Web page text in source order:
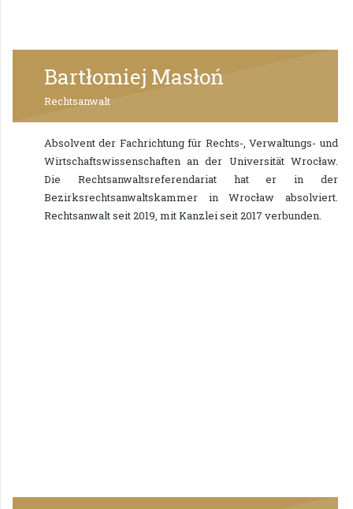
Bartłomiej Masłoń
Rechtsanwalt
Absolvent der Fachrichtung für Rechts-, Verwaltungs- und
Wirtschaftswissenschaften an der Universität Wrocław.
Die Rechtsanwaltsreferendariat hat er in der
Bezirksrechtsanwaltskammer in Wrocław absolviert.
Rechtsanwalt seit 2019, mit Kanzlei seit 2017 verbunden.